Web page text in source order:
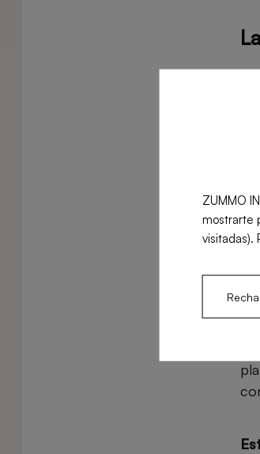
ZUMMO
mostrarte
visitadas).